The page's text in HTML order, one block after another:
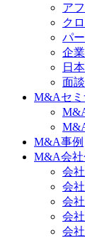
ア
ク
パ
企
日
面
M&Aセミ
M&A事例
M&A会社
会
会
会
会
会